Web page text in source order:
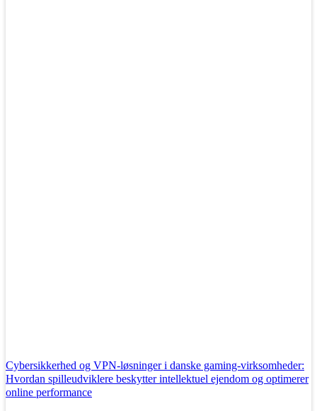
Cybersikkerhed og VPN-løsninger i danske gaming-virksomheder:
Hvordan spilleudviklere beskytter intellektuel ejendom og optimerer
online performance